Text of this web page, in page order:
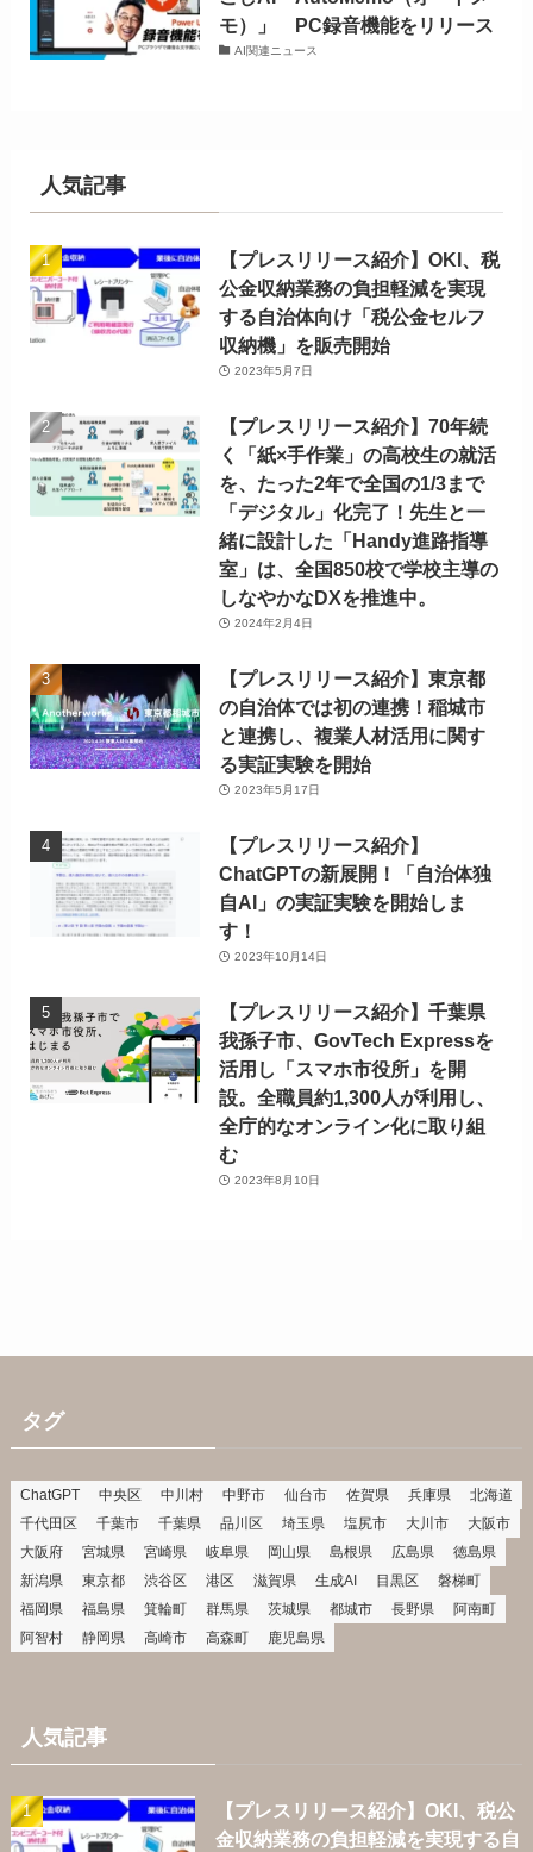
モ）」 PC録音機能をリリース
AI関連ニュース
人気記事
【プレスリリース紹介】OKI、税
公金収納業務の負担軽減を実現
する自治体向け「税公金セルフ
収納機」を販売開始
2023年5月7日
【プレスリリース紹介】70年続
く「紙×手作業」の高校生の就活
を、たった2年で全国の1/3まで
「デジタル」化完了！先生と一
緒に設計した「Handy進路指導
室」は、全国850校で学校主導の
しなやかなDXを推進中。
2024年2月4日
【プレスリリース紹介】東京都
の自治体では初の連携！稲城市
と連携し、複業人材活用に関す
る実証実験を開始
2023年5月17日
【プレスリリース紹介】
ChatGPTの新展開！「自治体独
自AI」の実証実験を開始しま
す！
2023年10月14日
【プレスリリース紹介】千葉県
我孫子市、GovTech Expressを
活用し「スマホ市役所」を開
設。全職員約1,300人が利用し、
全庁的なオンライン化に取り組
む
2023年8月10日
タグ
ChatGPT 中央区 中川村 中野市 仙台市 佐賀県 兵庫県
北海道
千代田区
千葉市 千葉県 品川区 埼玉県 塩尻市 大川市
大阪市
大阪府
宮城県 宮崎県 岐阜県 岡山県 島根県 広島県
徳島県
新潟県
東京都 渋谷区 港区 滋賀県 生成AI 目黒区
磐梯町
福岡県
福島県 箕輪町 群馬県 茨城県 都城市 長野県
阿南町
阿智村
静岡県 高崎市 高森町 鹿児島県
人気記事
【プレスリリース紹介】OKI、税公
金収納業務の負担軽減を実現する自